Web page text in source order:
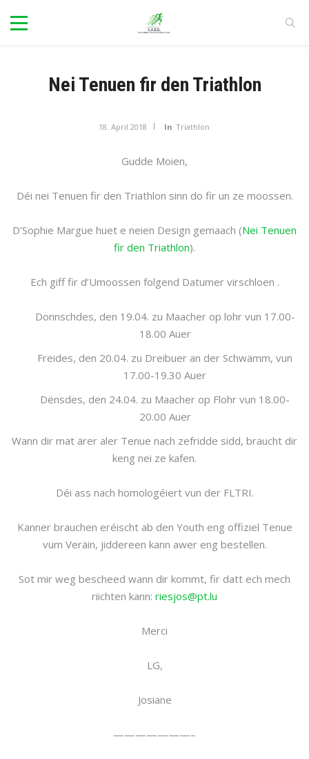
Nei Tenuen fir den Triathlon
18. April 2018 In Triathlon
Gudde Moien,
Déi nei Tenuen fir den Triathlon sinn do fir un ze moossen.
D’Sophie Margue huet e neien Design gemaach (Nei Tenuen
fir den Triathlon).
Ech giff fir d’Umoossen folgend Datumer virschloen .
Donnschdes, den 19.04. zu Maacher op lohr vun 17.00-
18.00 Auer
Freides, den 20.04. zu Dreibuer an der Schwämm, vun
17.00-19.30 Auer
Dënsdes, den 24.04. zu Maacher op Flohr vun 18.00-
20.00 Auer
Wann dir mat ärer aler Tenue nach zefridde sidd, braucht dir
keng nei ze kafen.
Déi ass nach homologéiert vun der FLTRI.
Kanner brauchen eréischt ab den Youth eng offiziel Tenue
vum Veräin, jiddereen kann awer eng bestellen.
Sot mir weg bescheed wann dir kommt, fir datt ech mech
riichten kann: riesjos@pt.lu
Merci
LG,
Josiane
———————–